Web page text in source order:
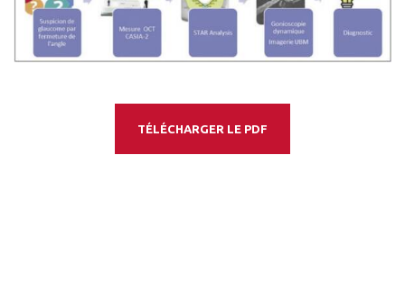
TÉLÉCHARGER LE PDF